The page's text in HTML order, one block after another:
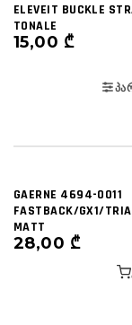
ELEVEIT BUCKLE
TONALE
15,00 ₾
GAERNE 4694-0011
FASTBACK/GX1/
MATT
28,00 ₾